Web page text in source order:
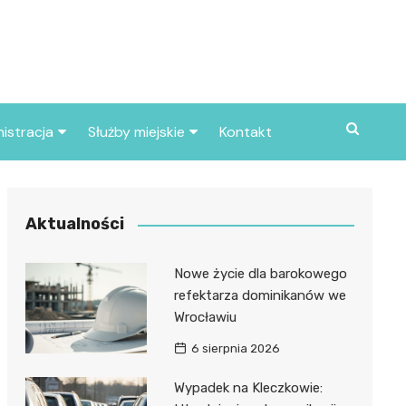
miasta
Służby miejskie
Policja
Kontakt
Aktualności
Nowe życie dla barokowego
refektarza dominikanów we
Wrocławiu
6 sierpnia 2026
Wypadek na Kleczkowie: